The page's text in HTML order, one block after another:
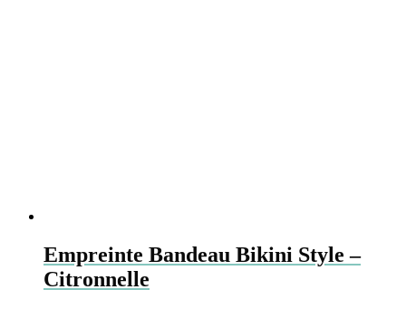
Empreinte Bandeau Bikini Style –
Citronnelle